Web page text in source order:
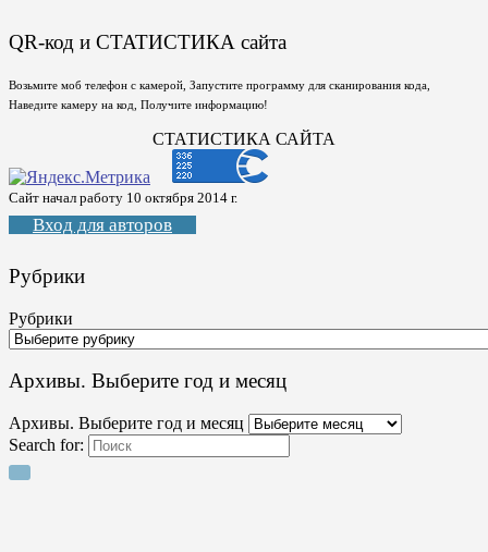
QR-код и СТАТИСТИКА сайта
Возьмите моб телефон с камерой, Запустите программу для сканирования кода,
Наведите камеру на код, Получите информацию!
СТАТИСТИКА САЙТА
Сайт начал работу 10 октября 2014 г.
Вход для авторов
Рубрики
Рубрики
Архивы. Выберите год и месяц
Архивы. Выберите год и месяц
Search for: